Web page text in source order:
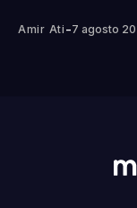
Amir Ati -7 agosto